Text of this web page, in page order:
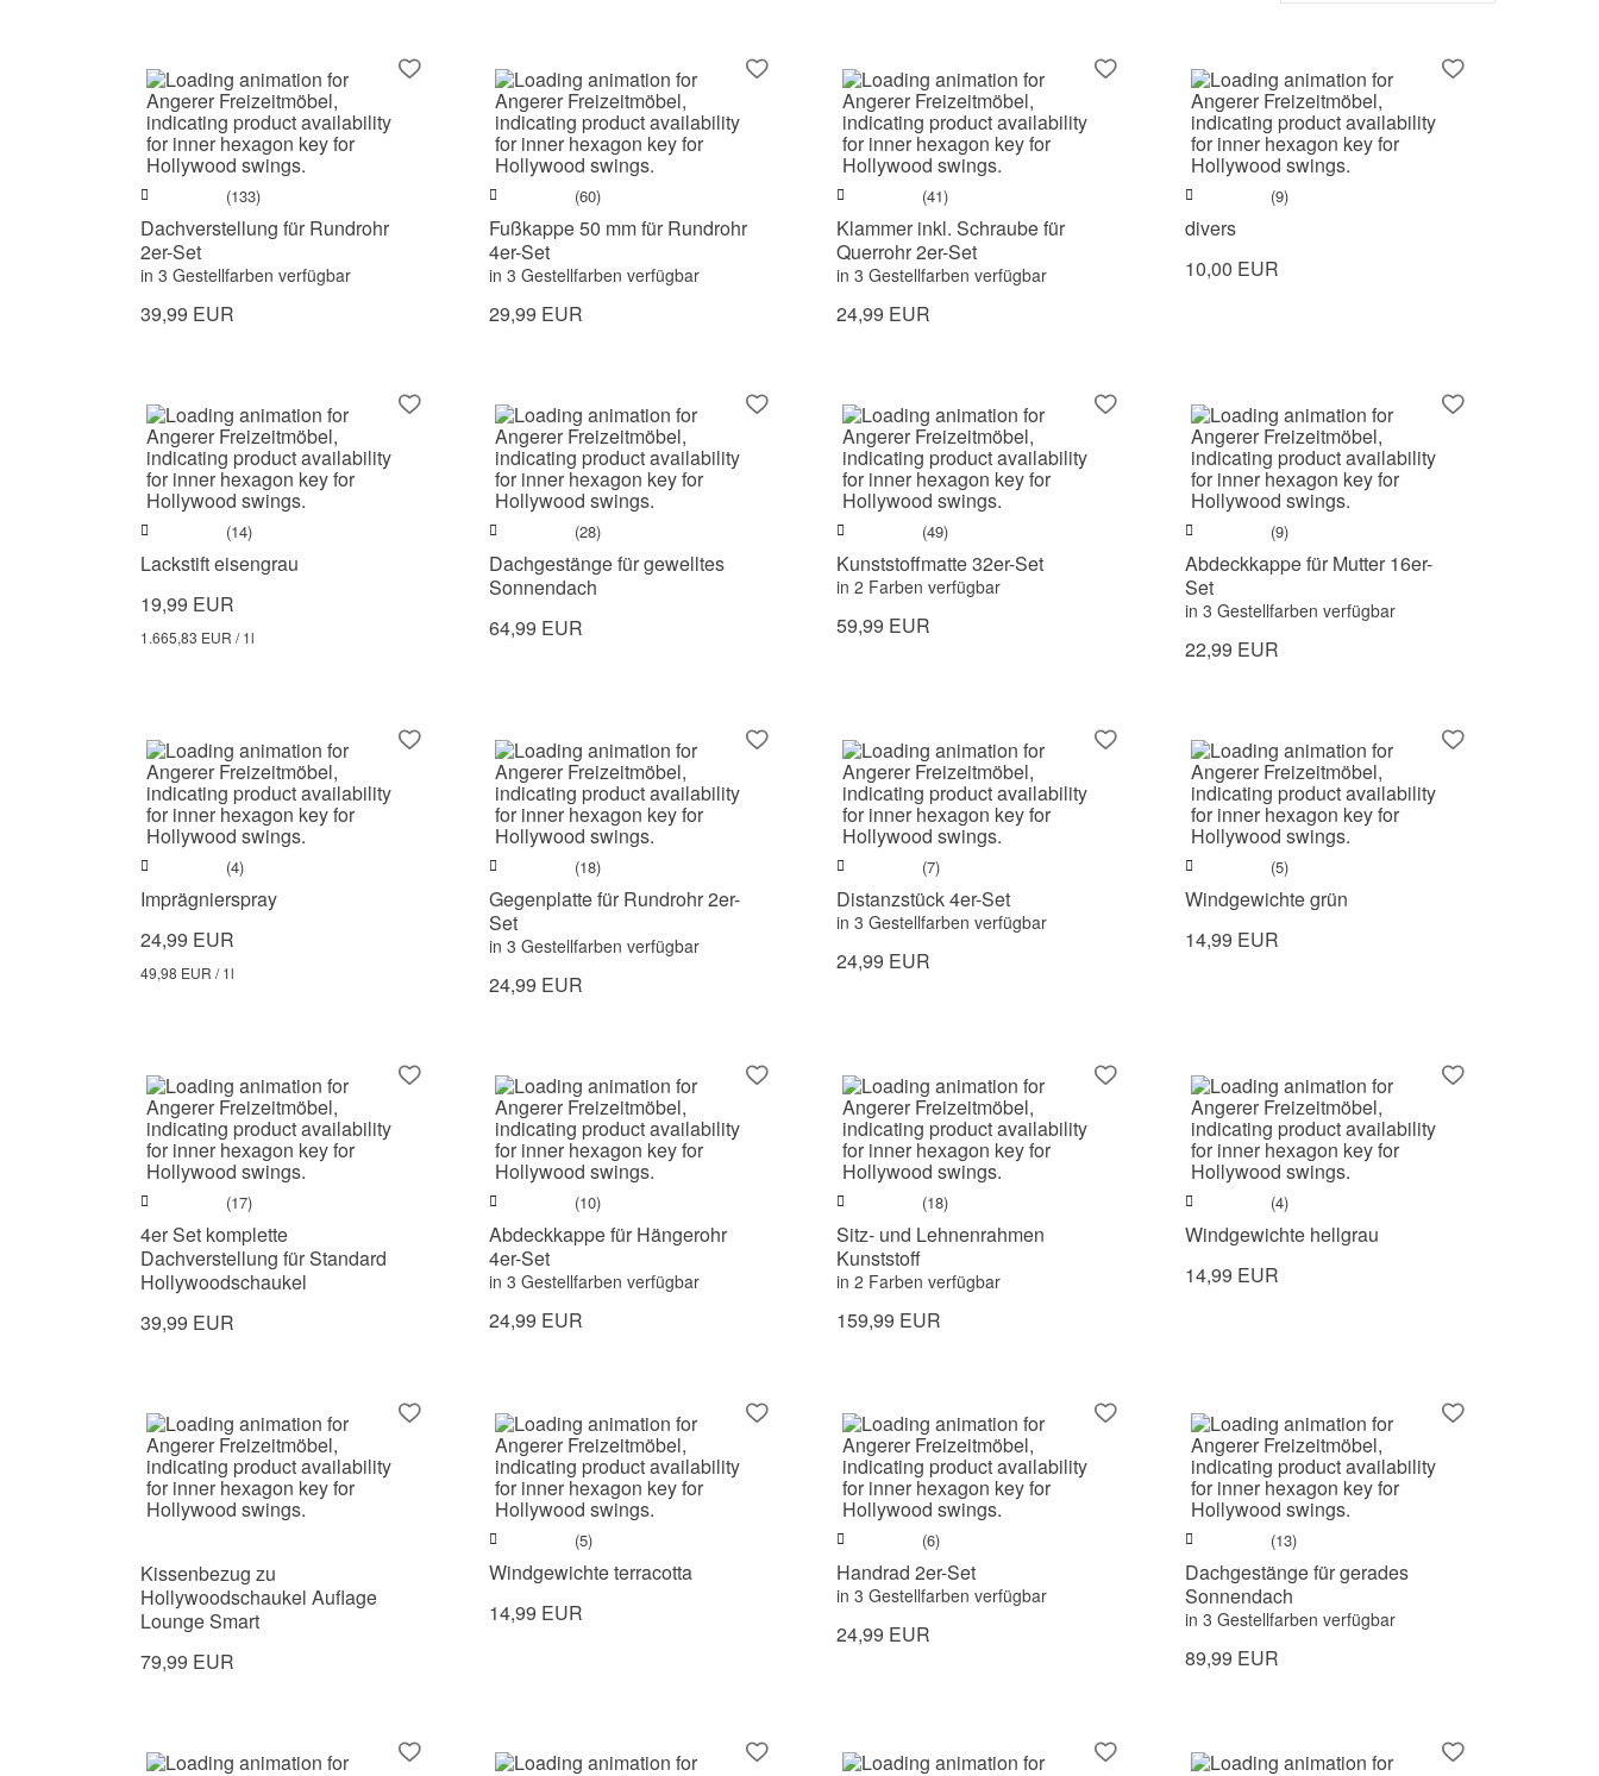
(133)
Dachverstellung für Rundrohr
2er-Set
in 3 Gestellfarben verfügbar
39,99 EUR
(60)
Fußkappe 50 mm für Rundrohr
4er-Set
in 3 Gestellfarben verfügbar
29,99 EUR
(41)
Klammer inkl. Schraube für
Querrohr 2er-Set
in 3 Gestellfarben verfügbar
24,99 EUR
(9)
divers
10,00 EUR
(14)
Lackstift eisengrau
19,99 EUR
1.665,83 EUR / 1l
(28)
Dachgestänge für gewelltes
Sonnendach
64,99 EUR
(49)
Kunststoffmatte 32er-Set
in 2 Farben verfügbar
59,99 EUR
(9)
Abdeckkappe für Mutter 16er-
Set
in 3 Gestellfarben verfügbar
22,99 EUR
(4)
Imprägnierspray
24,99 EUR
49,98 EUR / 1l
(18)
Gegenplatte für Rundrohr 2er-
Set
in 3 Gestellfarben verfügbar
24,99 EUR
(7)
Distanzstück 4er-Set
in 3 Gestellfarben verfügbar
24,99 EUR
(5)
Windgewichte grün
14,99 EUR
(17)
4er Set komplette
Dachverstellung für Standard
Hollywoodschaukel
39,99 EUR
(10)
Abdeckkappe für Hängerohr
4er-Set
in 3 Gestellfarben verfügbar
24,99 EUR
(18)
Sitz- und Lehnenrahmen
Kunststoff
in 2 Farben verfügbar
159,99 EUR
(4)
Windgewichte hellgrau
14,99 EUR
Kissenbezug zu
Hollywoodschaukel Auflage
Lounge Smart
79,99 EUR
(5)
Windgewichte terracotta
14,99 EUR
(6)
Handrad 2er-Set
in 3 Gestellfarben verfügbar
24,99 EUR
(13)
Dachgestänge für gerades
Sonnendach
in 3 Gestellfarben verfügbar
89,99 EUR